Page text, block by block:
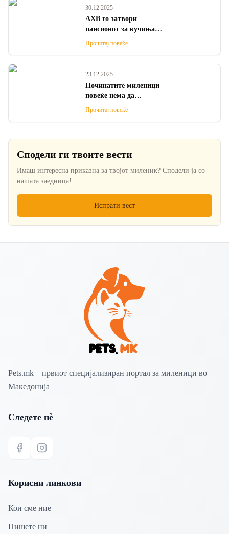
30.12.2025
АХВ го затвори
пансионот за кучиња
„Ав ав“ поради можен
Прочитај повеќе
23.12.2025
Починатите миленици
повеќе нема да
завршуваат на депонии,
Прочитај повеќе
Сподели ги твоите вести
Имаш интересна приказна за твојот миленик? Сподели ја со
нашата заедница!
Испрати вест
Pets.mk – првиот специјализиран портал за миленици во
Македонија
Следете нѐ
Корисни линкови
Кои сме ние
Пишете ни